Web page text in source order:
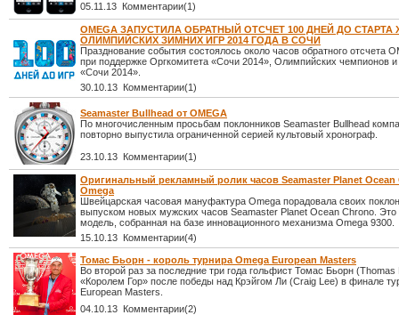
05.11.13 Комментарии(1)
OMEGA ЗАПУСТИЛА ОБРАТНЫЙ ОТСЧЕТ 100 ДНЕЙ ДО СТАРТА
ОЛИМПИЙСКИХ ЗИМНИХ ИГР 2014 ГОДА В СОЧИ
Празднование события состоялось около часов обратного отсчета
при поддержке Оргкомитета «Сочи 2014», Олимпийских чемпионов
«Сочи 2014».
30.10.13 Комментарии(1)
Seamaster Bullhead от OMEGA
По многочисленным просьбам поклонников Seamaster Bullhead
повторно выпустила ограниченной серией культовый хронограф.
23.10.13 Комментарии(1)
Оригинальный рекламный ролик часов Seamaster Planet Ocean
Omega
Швейцарская часовая мануфактура Omega порадовала своих
выпуском новых мужских часов Seamaster Planet Ocean Chrono. Это
модель, собранная на базе инновационного механизма Omega 9300.
15.10.13 Комментарии(4)
Томас Бьорн - король турнира Omega European Masters
Во второй раз за последние три года гольфист Томас Бьорн (Thomas
«Королем Гор» после победы над Крэйгом Ли (Craig Lee) в финале
European Masters.
04.10.13 Комментарии(2)